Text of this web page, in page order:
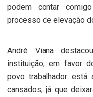
podem contar
processo de elevação
André Viana
instituição, em favor
povo trabalhador está
cansados, já que